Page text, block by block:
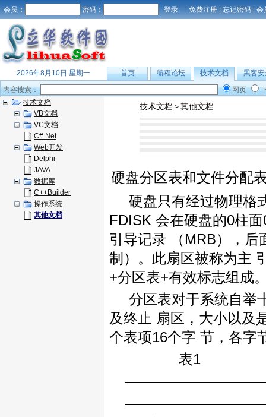
会员： 密码： 免费注册 | 忘记密码 | 会
2026年8月10日 星期一 首页 编程论坛 技术文档
黑客安
内容搜索：
网页
技术文档
VB文档
VC文档
C#.Net
Web开发
Delphi
JAVA
数据库
C++Builder
操作系统
其他文档
技术文档 > 其他文档
硬盘分区表和文件分配
硬盘只有经过物理格
FDISK 会在硬盘的0柱
引导记录 （MRB），后
制）。此扇区被称为主
+分区表+有效标志组成
分区表对于系统自举
及终止 扇区，大小以及
个表项16个字 节，各字
表1